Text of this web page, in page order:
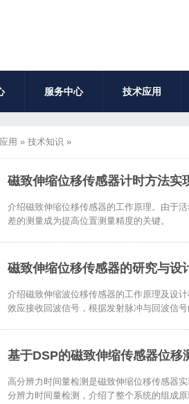
服务中心 技术应用
用 » 技术知识 »
磁致伸缩位移传感器计时方法实
介绍磁致伸缩位移传感器的工作原理。由于
差的测量成为提高位置测量精度的关键。
磁致伸缩位移传感器的研究与设
介绍磁致伸缩波位移传感器的工作原理及设
效应接收回波信号，根据发射脉冲与回波信
基于DSP的磁致伸缩传感器位移
高分辨力时间量检测是磁致伸缩位移传感器
分辨力时间量检测，介绍了整个系统的组成